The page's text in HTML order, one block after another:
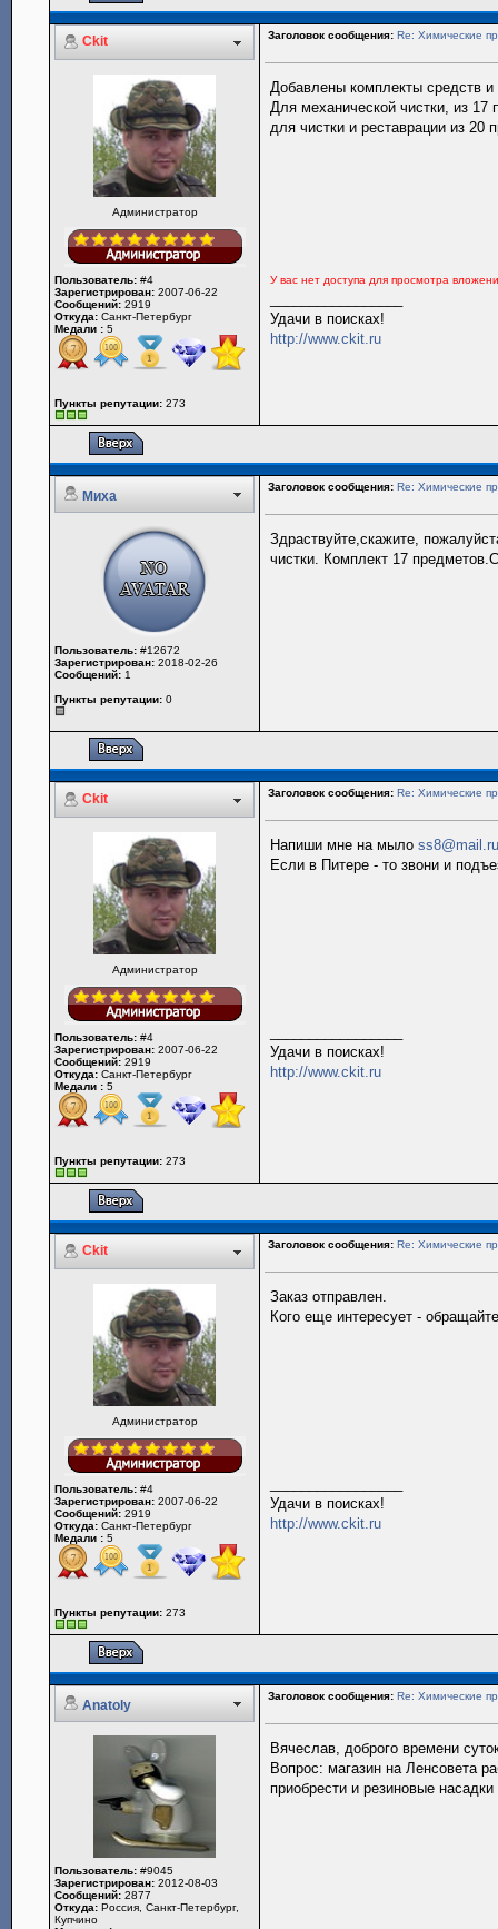
Ckit Заголовок сообщения: Re: Химические
Администратор
Пользователь: #4
Зарегистрирован: 2007-06-22
Сообщений: 2919
Откуда: Санкт-Петербург
Медали : 5
Пункты репутации: 273
Добавлены комплекты средств и
Для механической чистки, из 17
для чистки и реставрации из 20
У вас нет доступа для просмотра
Удачи в поисках!
http://www.ckit.ru
Миха
Заголовок сообщения: Re: Химические
Пользователь: #12672
Зарегистрирован: 2018-02-26
Сообщений: 1
Пункты репутации: 0
Здраствуйте,скажите,
чистки. Комплект 17
Ckit Заголовок сообщения: Re: Химические
Администратор
Пользователь: #4
Зарегистрирован: 2007-06-22
Сообщений: 2919
Откуда: Санкт-Петербург
Медали : 5
Пункты репутации: 273
Напиши мне на мыло
Если в Питере - то звони и
Удачи в поисках!
http://www.ckit.ru
Ckit Заголовок сообщения: Re: Химические
Администратор
Пользователь: #4
Зарегистрирован: 2007-06-22
Сообщений: 2919
Откуда: Санкт-Петербург
Медали : 5
Пункты репутации: 273
Заказ отправлен.
Кого еще интересует -
Удачи в поисках!
http://www.ckit.ru
Anatoly
Заголовок сообщения: Re: Химические
Пользователь: #9045
Зарегистрирован: 2012-08-03
Сообщений: 2877
Откуда: Россия, Санкт-Петербург,
Купчино
Вячеслав, доброго времени
Вопрос: магазин на Ленсовета
приобрести и резиновые